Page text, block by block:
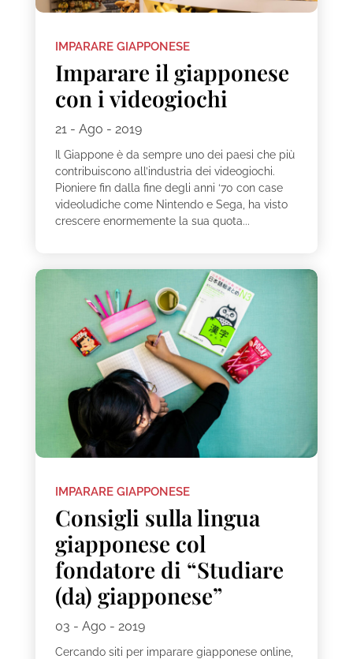
IMPARARE GIAPPONESE
Imparare il giapponese
con i videogiochi
21 - Ago - 2019
Il Giappone è da sempre uno dei paesi che più
contribuiscono all’industria dei videogiochi.
Pioniere fin dalla fine degli anni ‘70 con case
videoludiche come Nintendo e Sega, ha visto
crescere enormemente la sua quota...
IMPARARE GIAPPONESE
Consigli sulla lingua
giapponese col
fondatore di “Studiare
(da) giapponese”
03 - Ago - 2019
Cercando siti per imparare giapponese online,